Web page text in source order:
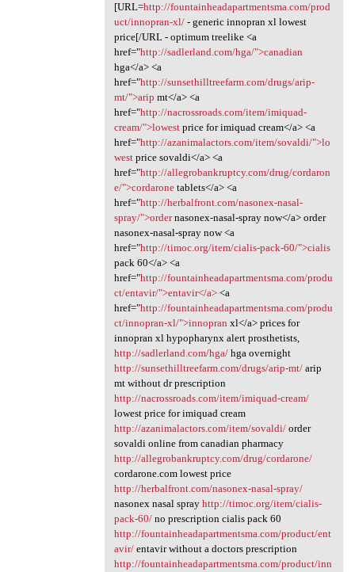
[URL=http://fountainheadapartmentsma.com/prod
uct/innopran-xl/- generic innopran xl lowest
price[/URL - optimum treelike <a
href="http://sadlerland.com/hga/">canadian
hga</a> <a
href="http://sunsethilltreefarm.com/drugs/arip-
mt/">arip mt</a> <a
href="http://nacrossroads.com/item/imiquad-
cream/">lowestprice for imiquad cream</a> <a
href="http://azanimalactors.com/item/sovaldi/">lo
westprice sovaldi</a> <a
href="http://allegrobankruptcy.com/drug/cordaron
e/">cordaronetablets</a> <a
href="http://herbalfront.com/nasonex-nasal-
spray/">ordernasonex-nasal-spray now</a> order
nasonex-nasal-spray now <a
href="http://timoc.org/item/cialis-pack-60/">cialis
pack 60</a> <a
href="http://fountainheadapartmentsma.com/produ
ct/entavir/">entavir</a><a
href="http://fountainheadapartmentsma.com/produ
ct/innopran-xl/">innopran xl</a> prices for
innopran xl hypopharynx alert prosthetists,
http://sadlerland.com/hga/hga overnight
http://sunsethilltreefarm.com/drugs/arip-mt/arip
mt without dr prescription
http://nacrossroads.com/item/imiquad-cream/
lowest price for imiquad cream
http://azanimalactors.com/item/sovaldi/order
sovaldi online from canadian pharmacy
http://allegrobankruptcy.com/drug/cordarone/
cordarone.com lowest price
http://herbalfront.com/nasonex-nasal-spray/
nasonex nasal spray http://timoc.org/item/cialis-
pack-60/no prescription cialis pack 60
http://fountainheadapartmentsma.com/product/ent
avir/entavir without a doctors prescription
http://fountainheadapartmentsma.com/product/inn